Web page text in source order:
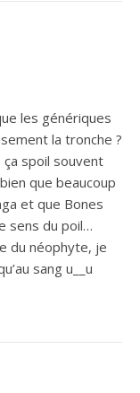
les génériques
la tronche ?
ça spoil souvent
que beaucoup
et que Bones
sens du poil…
du néophyte, je
sang u__u